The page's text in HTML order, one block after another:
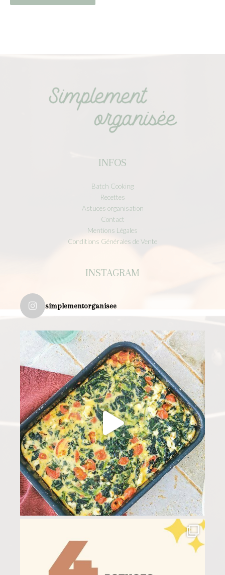
INFOS
Batch Cooking
Recettes
Astuces organisation
Contact
Mentions Légales
Conditions Générales de Vente
INSTAGRAM
simplementorganisee